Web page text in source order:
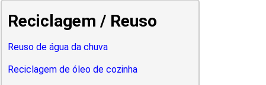
Reciclagem / Reuso
Reuso de água da chuva
Reciclagem de óleo de cozinha